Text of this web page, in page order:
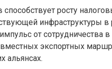
способствует росту
инфраструктуры в
от сотрудничества в
экспортных
альянсах.